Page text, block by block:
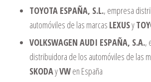
TOYOTA ESPAÑA, S.L., empresa
automóviles de las marcas LEXUSy
VOLKSWAGEN AUDI ESPAÑA, S.A.,
distribuidora de los automóviles de las
SKODAyVWen España